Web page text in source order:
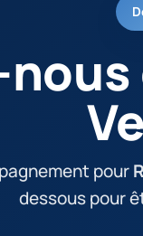
pour
dessous pour